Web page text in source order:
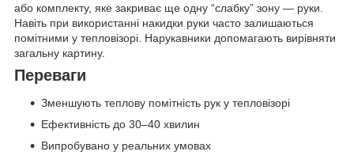
або комплекту, яке закриває ще одну “слабку” зону — руки.
Навіть при використанні накидки руки часто залишаються
помітними у тепловізорі. Нарукавники допомагають вирівняти
загальну картину.
Переваги
Зменшують теплову помітність рук у тепловізорі
Ефективність до 30–40 хвилин
Випробувано у реальних умовах